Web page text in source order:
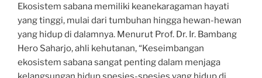
Ekosistem sabana memiliki keanekaragaman hayati
yang tinggi, mulai dari tumbuhan hingga hewan-hewan
yang hidup di dalamnya. Menurut Prof. Dr. Ir. Bambang
Hero Saharjo, ahli kehutanan, “Keseimbangan
ekosistem sabana sangat penting dalam menjaga